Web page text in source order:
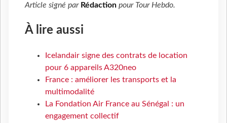
Article signé par Rédaction pour Tour Hebdo.
À lire aussi
Icelandair signe des contrats de location
pour 6 appareils A320neo
France : améliorer les transports et la
multimodalité
La Fondation Air France au Sénégal : un
engagement collectif